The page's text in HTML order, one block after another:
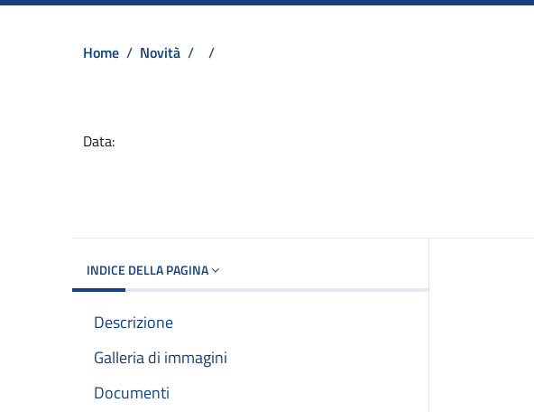
Home / Novità / /
Data:
INDICE DELLA PAGINA
Descrizione
Galleria di immagini
Documenti